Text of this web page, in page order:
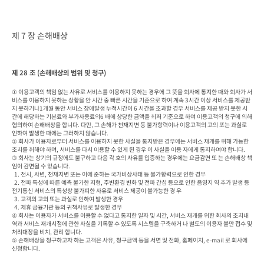
제 7 장 손해배상
제 28 조 (손해배상의 범위 및 청구)
① 이용고객의 책임 없는 사유로 서비스를 이용하지 못하는 경우에 그 뜻을 회사에 통지한 때와 회사가 서
비스를 이용하지 못하는 상황을 안 시간 중 빠른 시간을 기준으로 하여 계속 3시간 이상 서비스를 제공받
지 못하거나1개월 동안 서비스 장애발생 누적시간이 6 시간을 초과할 경우 서비스를 제공 받지 못한 시
간에 해당하는 기본료와 부가사용료의6 배에 상당한 금액을 최저 기준으로 하여 이용고객의 청구에 의해
협의하여 손해배상을 합니다. 다만, 그 손해가 천재지변 등 불가항력이나 이용고객의 고의 또는 과실로
인하여 발생한 때에는 그러하지 않습니다.
② 회사가 이용자로부터 서비스를 이용하지 못한 사실을 통지받은 경우에는 서비스 재개를 위해 가능한
조치를 취해야 하며, 서비스를 다시 이용할 수 있게 된 경우 이 사실을 이용 자에게 통지하여야 합니다.
③ 회사는 상기의 규정에도 불구하고 다음 각 호의 사유를 입증하는 경우에는 요금감면 또 는 손해배상 책
임이 감면될 수 있습니다.
전기통신 서비스의 특성상 불가피한 사유로 서비스 제공이 불가능한 경 우
④ 회사는 이용자가 서비스를 이용할 수 없다고 통지한 일자 및 시간, 서비스 재개를 위한 회사의 조치내
역과 서비스 재개시점에 관한 사실을 기록할 수 있도록 시스템을 구축하거 나 별도의 이용자 불만 접수 및
처리대장을 비치, 관리 합니다.
⑤ 손해배상을 청구하고자 하는 고객은 사유, 청구금액 등을 서면 및 전화, 홈페이지, e-mail 로 회사에
신청합니다.